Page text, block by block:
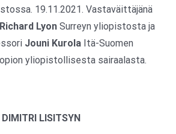
19.11.2021. Vastaväittäjänä
Richard Lyon Surreyn yliopistosta ja
Jouni Kurola Itä-Suomen
yliopistollisesta sairaalasta.
LISITSYN